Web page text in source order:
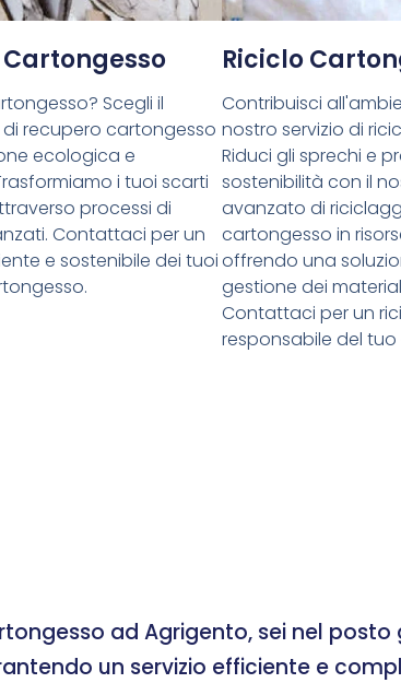
Scegli il
recupero cartongesso
ecologica e
i tuoi scarti
processi di
Contattaci per un
e sostenibile dei tuoi
Riciclo
Contribuisci
nostro servizio di
Riduci gli sprechi e
sostenibilità con il
avanzato di
cartongesso in
offrendo una
gestione dei
Contattaci per un
responsabile del
ad Agrigento, sei nel posto
un servizio efficiente e